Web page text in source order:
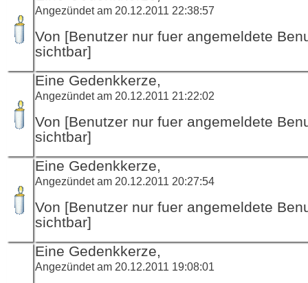
Angezündet am 20.12.2011 22:38:57
Von [Benutzer nur fuer angemeldete
sichtbar]
Eine Gedenkkerze,
Angezündet am 20.12.2011 21:22:02
Von [Benutzer nur fuer angemeldete
sichtbar]
Eine Gedenkkerze,
Angezündet am 20.12.2011 20:27:54
Von [Benutzer nur fuer angemeldete
sichtbar]
Eine Gedenkkerze,
Angezündet am 20.12.2011 19:08:01